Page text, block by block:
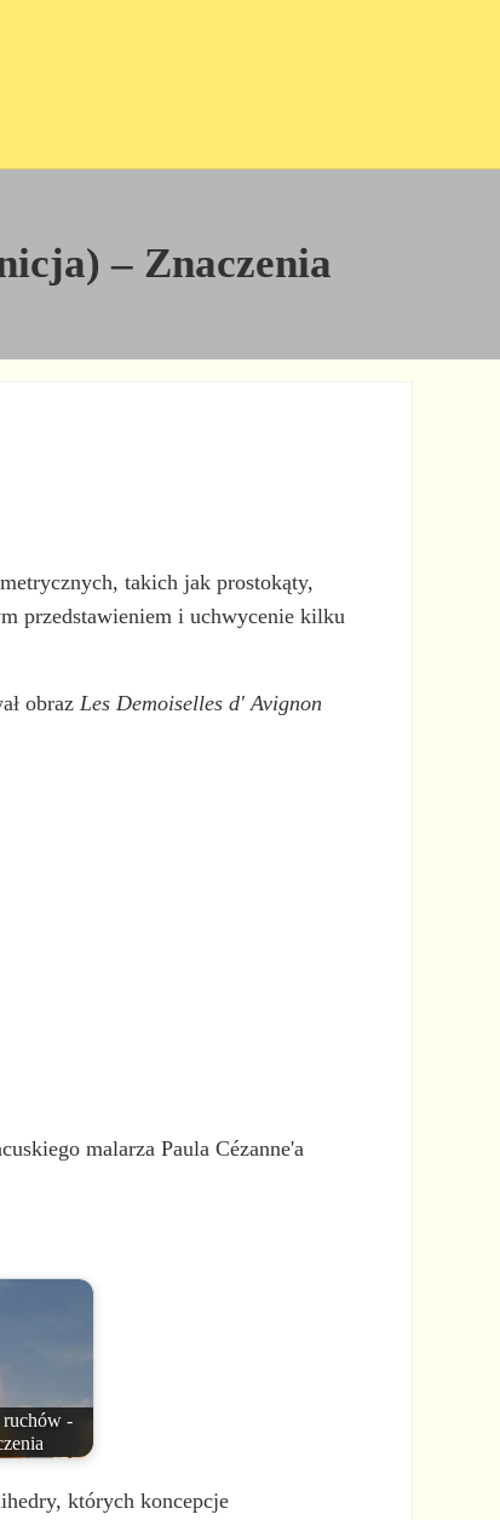
– Znaczenia
takich jak prostokąty,
przedstawieniem i uchwycenie kilku
obraz Les Demoiselles d' Avignon
malarza Paula Cézanne'a
ruchów -
których koncepcje